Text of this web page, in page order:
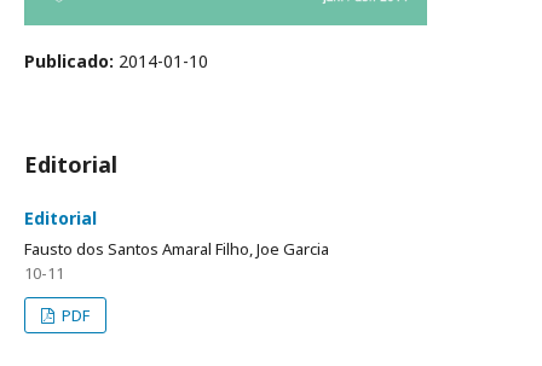
Publicado: 2014-01-10
Editorial
Editorial
Fausto dos Santos Amaral Filho, Joe Garcia
10-11
PDF